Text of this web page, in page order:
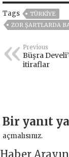
Tags
TÜRKİYE
ZOR ŞARTLARDA
Previous
Büşra
itiraflar
Bir yanıt
açmalısınız.
Haber Arayın